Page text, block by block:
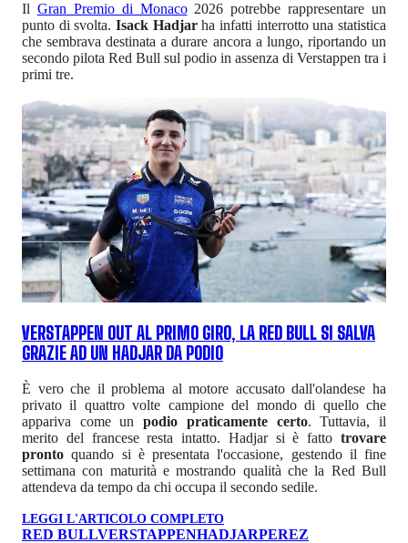
Il Gran Premio di Monaco2026 potrebbe rappresentare un
punto di svolta. Isack Hadjarha infatti interrotto una statistica
che sembrava destinata a durare ancora a lungo, riportando un
secondo pilota Red Bull sul podio in assenza di Verstappen tra i
primi tre.
VERSTAPPEN OUT AL PRIMO GIRO, LA RED BULL SI SALVA
GRAZIE AD UN HADJAR DA PODIO
È vero che il problema al motore accusato dall'olandese ha
privato il quattro volte campione del mondo di quello che
appariva come unpodio praticamente certo. Tuttavia, il
merito del francese resta intatto. Hadjar si è fatto trovare
pronto quando si è presentata l'occasione, gestendo il fine
settimana con maturità e mostrando qualità che la Red Bull
attendeva da tempo da chi occupa il secondo sedile.
LEGGI L'ARTICOLO COMPLETO
RED BULLVERSTAPPENHADJARPEREZ